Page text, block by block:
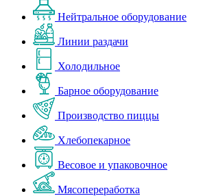
Нейтральное оборудование
Линии раздачи
Холодильное
Барное оборудование
Производство пиццы
Хлебопекарное
Весовое и упаковочное
Мясопереработка